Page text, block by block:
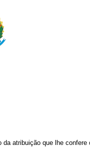
da atribuição que lhe confere